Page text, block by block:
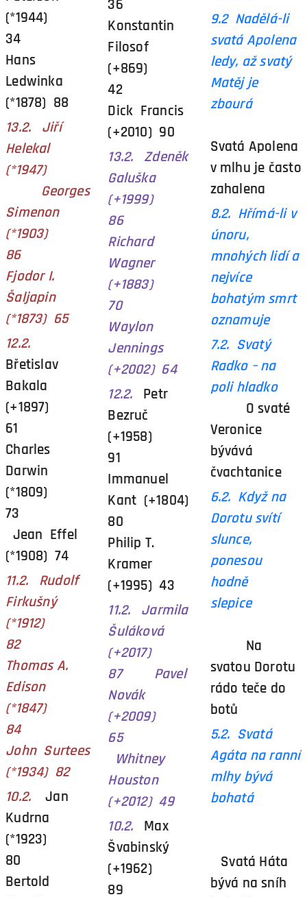
(*1944)
34
Hans
Ledwinka
(*1878) 88
13.2. Jiří
Helekal
(*1947)
Georges
Simenon
(*1903)
86
Fjodor I.
Šaljapin
(*1873) 65
12.2.
Břetislav
Bakala
(+1897)
61
Charles
Darwin
(*1809)
73
Jean Effel
(*1908) 74
11.2. Rudolf
Firkušný
(*1912)
82
Thomas A.
Edison
(*1847)
84
John Surtees
(*1934) 82
10.2.
Jan
Kudrna
(*1923)
80
Bertold
36
Konstantin
Filosof
(+869)
42
Dick Francis
(+2010) 90
13.2. Zdeněk
Galuška
(+1999)
86
Richard
Wagner
(+1883)
70
Waylon
Jennings
(+2002) 64
12.2. Petr
Bezruč
(+1958)
91
Immanuel
Kant (+1804)
80
Philip T.
Kramer
(+1995) 43
11.2. Jarmila
Šuláková
(+2017)
87 Pavel
Novák
(+2009)
65
Whitney
Houston
(+2012) 49
10.2.
Max
Švabinský
(+1962)
89
9.2 Nadělá-li
svatá Apolena
ledy, až svatý
Matěj je
zbourá
Svatá Apolena
v mlhu je často
zahalena
8.2. Hřímá-li v
únoru,
mnohých lidí a
nejvíce
bohatým smrt
oznamuje
7.2. Svatý
Radko – na
poli hladko
O svaté
Veronice
bývává
čvachtanice
6.2. Když na
Dorotu svítí
slunce,
ponesou
hodně
slepice
Na
svatou Dorotu
rádo teče do
botů
5.2. Svatá
Agáta na ranní
mlhy bývá
bohatá
Svatá Háta
bývá na sníh